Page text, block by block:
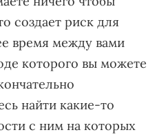
создает риск для
время между вами
которого вы можете
найти какие-то
с ним на которых